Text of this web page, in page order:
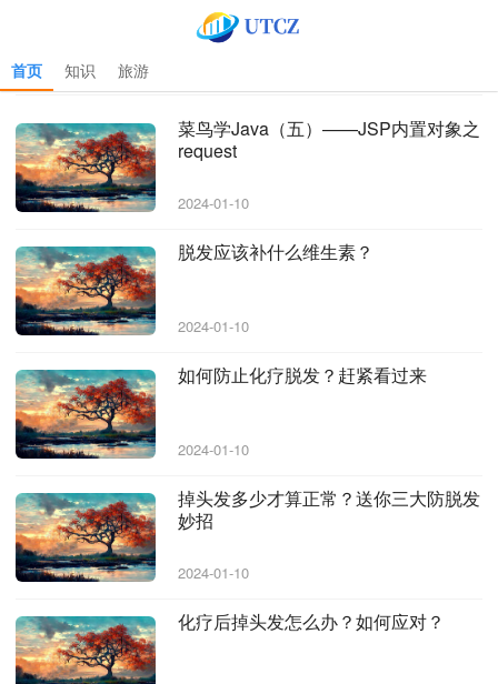
首页 知识 旅游
首页 bad request
菜鸟学Java（五）——JSP内置对象之
request
2024-01-10
脱发应该补什么维生素？
2024-01-10
如何防止化疗脱发？赶紧看过来
2024-01-10
掉头发多少才算正常？送你三大防脱发
妙招
2024-01-10
化疗后掉头发怎么办？如何应对？